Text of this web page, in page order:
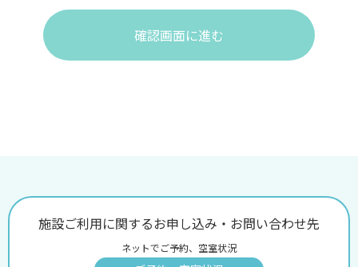
確認画面に進む
施設ご利用に関するお申し込み・お問い合わせ先
ネットでご予約、空室状況